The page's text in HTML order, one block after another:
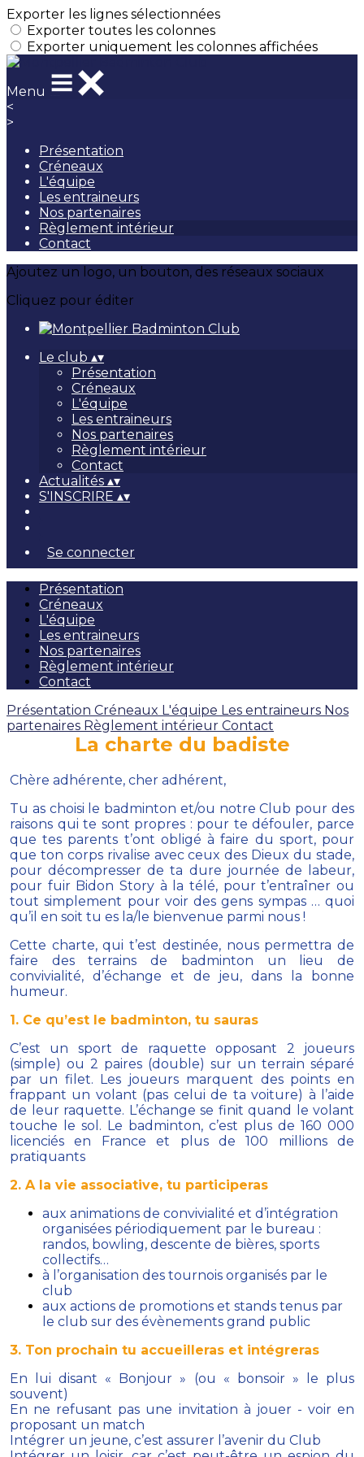
Exporter les lignes sélectionnées
Exporter toutes les colonnes
Exporter uniquement les colonnes affichées
Menu
<
>
Présentation
Créneaux
L'équipe
Les entraineurs
Nos partenaires
Règlement intérieur
Contact
Ajoutez un logo, un bouton, des réseaux sociaux
Cliquez pour éditer
Le club ▴▾
Présentation
Créneaux
L'équipe
Les entraineurs
Nos partenaires
Règlement intérieur
Contact
Actualités ▴▾
S'INSCRIRE ▴▾
Se connecter
Présentation
Créneaux
L'équipe
Les entraineurs
Nos partenaires
Règlement intérieur
Contact
Présentation Créneaux L'équipe Les entraineurs Nos
partenaires Règlement intérieur Contact
La charte du badiste
Chère adhérente, cher adhérent,
Tu as choisi le badminton et/ou notre Club pour des
raisons qui te sont propres : pour te défouler, parce
que tes parents t’ont obligé à faire du sport, pour
que ton corps rivalise avec ceux des Dieux du stade,
pour décompresser de ta dure journée de labeur,
pour fuir Bidon Story à la télé, pour t’entraîner ou
tout simplement pour voir des gens sympas … quoi
qu’il en soit tu es la/le bienvenue parmi nous !
Cette charte, qui t’est destinée, nous permettra de
faire des terrains de badminton un lieu de
convivialité, d’échange et de jeu, dans la bonne
humeur.
1. Ce qu’est le badminton, tu sauras
C’est un sport de raquette opposant 2 joueurs
(simple) ou 2 paires (double) sur un terrain séparé
par un filet. Les joueurs marquent des points en
frappant un volant (pas celui de ta voiture) à l’aide
de leur raquette. L’échange se finit quand le volant
touche le sol. Le badminton, c’est plus de 160 000
licenciés en France et plus de 100 millions de
pratiquants
2. A la vie associative, tu participeras
aux animations de convivialité et d’intégration
organisées périodiquement par le bureau :
randos, bowling, descente de bières, sports
collectifs…
à l’organisation des tournois organisés par le
club
aux actions de promotions et stands tenus par
le club sur des évènements grand public
3. Ton prochain tu accueilleras et intégreras
En lui disant « Bonjour » (ou « bonsoir » le plus
souvent)
En ne refusant pas une invitation à jouer - voir en
proposant un match
Intégrer un jeune, c’est assurer l’avenir du Club